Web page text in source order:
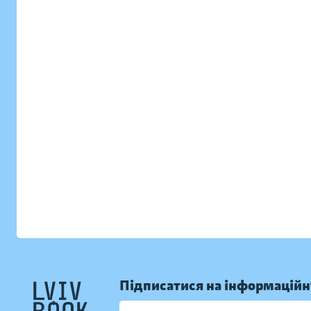
Підписатися на